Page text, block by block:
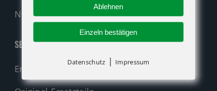
Nehmen Sie Kontakt auf!
SERVICE
Ersatzteil-Anfrage (alle Hersteller)
Ablehnen
Einzeln bestätigen
Datenschutz | Impressum